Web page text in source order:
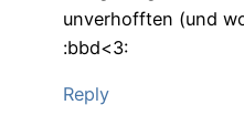
unverhofften (und
:bbd<3:
Reply